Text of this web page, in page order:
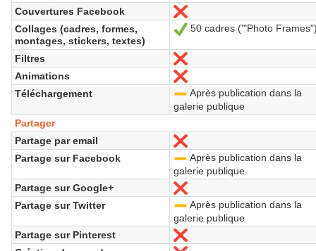
Couvertures Facebook
No
Collages (cadres, formes,
montages, stickers, textes)
Yes
50 cadres ('"Photo
Filtres
No
Animations
No
Téléchargement
-Après publication dans la
galerie publique
Partager
Partage par email
No
Partage sur Facebook
-Après publication dans la
galerie publique
Partage sur Google+
No
Partage sur Twitter
-Après publication dans la
galerie publique
Partage sur Pinterest
No